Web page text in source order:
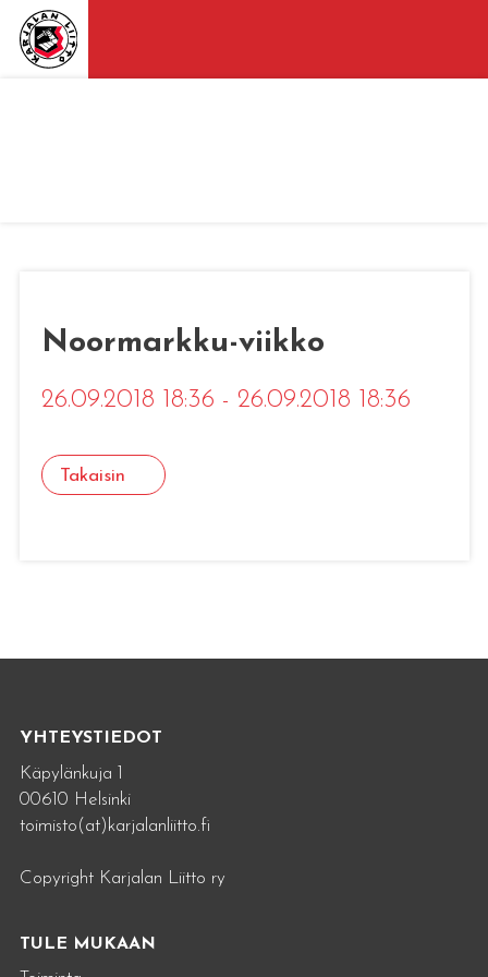
Noormarkku-viikko
26.09.2018 18:36 - 26.09.2018 18:36
Takaisin
YHTEYSTIEDOT
Käpylänkuja 1
00610 Helsinki
toimisto(at)karjalanliitto.fi
Copyright Karjalan Liitto ry
TULE MUKAAN